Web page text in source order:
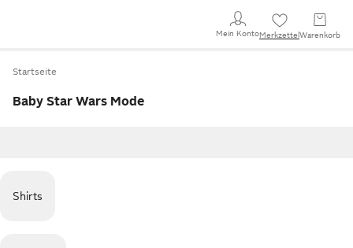
Mein KontoMerkzettel Warenkorb
Startseite
Baby Star Wars Mode
Shirts